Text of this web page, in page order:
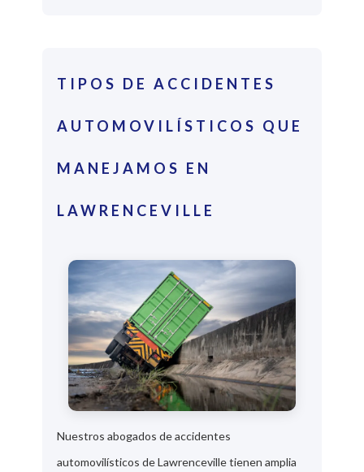
TIPOS DE ACCIDENTES
AUTOMOVILÍSTICOS QUE
MANEJAMOS EN
LAWRENCEVILLE
Nuestros abogados de accidentes
automovilísticos de Lawrenceville tienen amplia